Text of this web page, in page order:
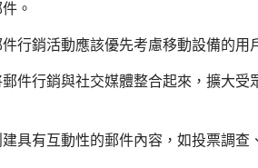
。
件行銷活動應該優先考慮移動設備的
郵件行銷與社交媒體整合起來，擴大
建具有互動性的郵件內容，如投票調